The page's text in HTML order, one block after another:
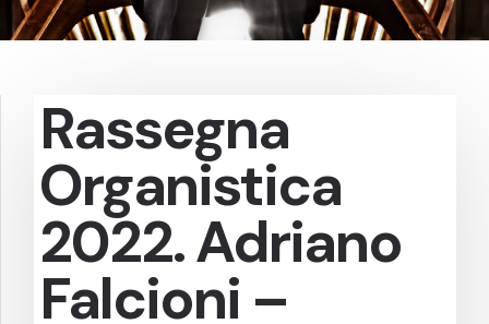
Rassegna
Organistica
2022. Adriano
Falcioni –